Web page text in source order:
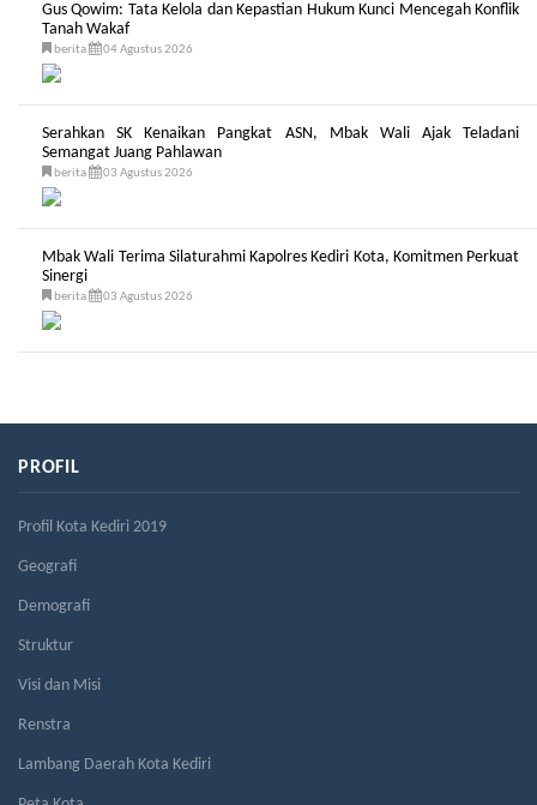
Gus Qowim: Tata Kelola dan Kepastian Hukum Kunci Mencegah Konflik
Tanah Wakaf
berita 04 Agustus 2026
Serahkan SK Kenaikan Pangkat ASN, Mbak Wali Ajak Teladani
Semangat Juang Pahlawan
berita 03 Agustus 2026
Mbak Wali Terima Silaturahmi Kapolres Kediri Kota, Komitmen Perkuat
Sinergi
berita 03 Agustus 2026
PROFIL
Profil Kota Kediri 2019
Geografi
Demografi
Struktur
Visi dan Misi
Renstra
Lambang Daerah Kota Kediri